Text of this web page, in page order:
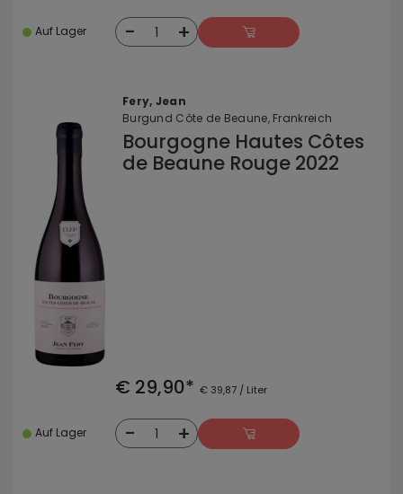
Auf Lager - 1 +
Fery, Jean
Burgund Côte de Beaune, Frankreich
Bourgogne Hautes Côtes
de Beaune Rouge 2022
€ 29,90* € 39,87 / Liter
Auf Lager - 1 +